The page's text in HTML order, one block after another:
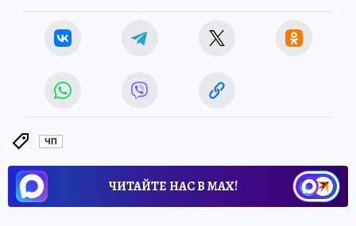
ЧП
ЧИТАЙТЕ НАС В МАХ!